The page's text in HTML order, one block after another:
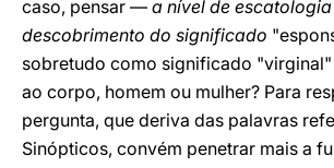
caso, pensar — a nível de
descobrimento do significado
sobretudo como significado "virginal"
ao corpo, homem ou mulher? Para
pergunta, que deriva das palavras
Sinópticos, convém penetrar mais a